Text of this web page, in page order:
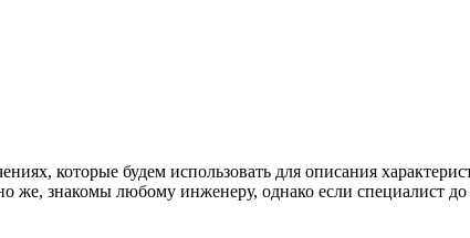
которые будем использовать для описания
же, знакомы любому инженеру, однако если специалист